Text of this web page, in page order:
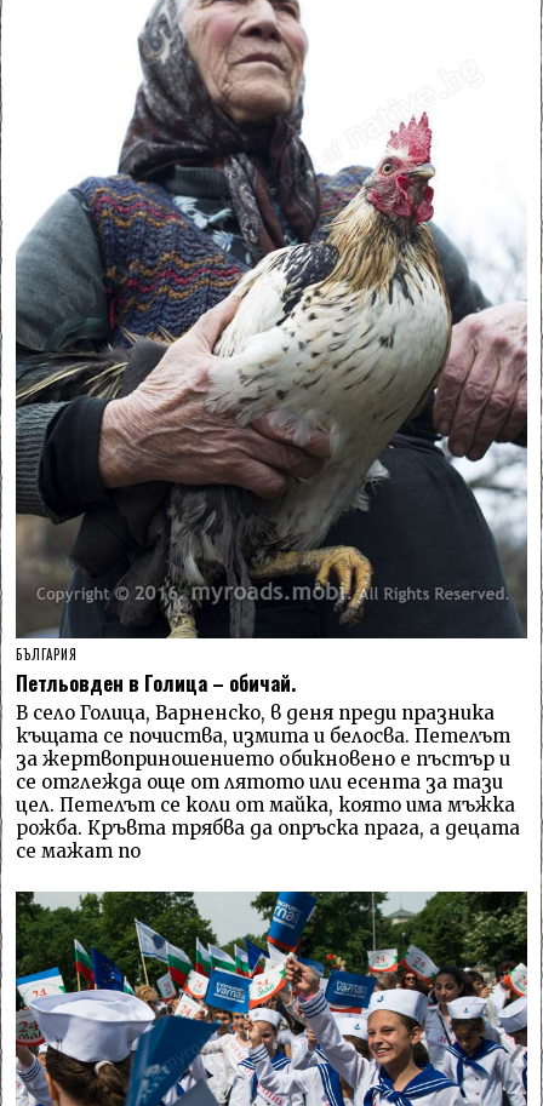
БЪЛГАРИЯ
Петльовден в Голица – обичай.
В село Голица, Варненско, в деня преди празника
къщата се почиства, измита и белосва. Петелът
за жертвоприношението обикновено е пъстър и
се отглежда още от лятото или есента за тази
цел. Петелът се коли от майка, която има мъжка
рожба. Кръвта трябва да опръска прага, а децата
се мажат по